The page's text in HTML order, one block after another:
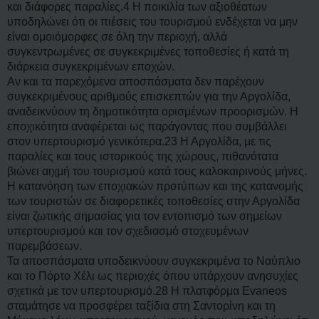
και διάφορες παραλίες.4 Η ποικιλία των αξιοθέατων
υποδηλώνει ότι οι πιέσεις του τουρισμού ενδέχεται να μην
είναι ομοιόμορφες σε όλη την περιοχή, αλλά
συγκεντρωμένες σε συγκεκριμένες τοποθεσίες ή κατά τη
διάρκεια συγκεκριμένων εποχών.
Αν και τα παρεχόμενα αποσπάσματα δεν παρέχουν
συγκεκριμένους αριθμούς επισκεπτών για την Αργολίδα,
αναδεικνύουν τη δημοτικότητα ορισμένων προορισμών. Η
εποχικότητα αναφέρεται ως παράγοντας που συμβάλλει
στον υπερτουρισμό γενικότερα.23 Η Αργολίδα, με τις
παραλίες και τους ιστορικούς της χώρους, πιθανότατα
βιώνει αιχμή του τουρισμού κατά τους καλοκαιρινούς μήνες.
Η κατανόηση των εποχιακών προτύπων και της κατανομής
των τουριστών σε διαφορετικές τοποθεσίες στην Αργολίδα
είναι ζωτικής σημασίας για τον εντοπισμό των σημείων
υπερτουρισμού και τον σχεδιασμό στοχευμένων
παρεμβάσεων.
Τα αποσπάσματα υποδεικνύουν συγκεκριμένα το Ναύπλιο
και το Πόρτο Χέλι ως περιοχές όπου υπάρχουν ανησυχίες
σχετικά με τον υπερτουρισμό.28 Η πλατφόρμα Evaneos
σταμάτησε να προσφέρει ταξίδια στη Σαντορίνη και τη